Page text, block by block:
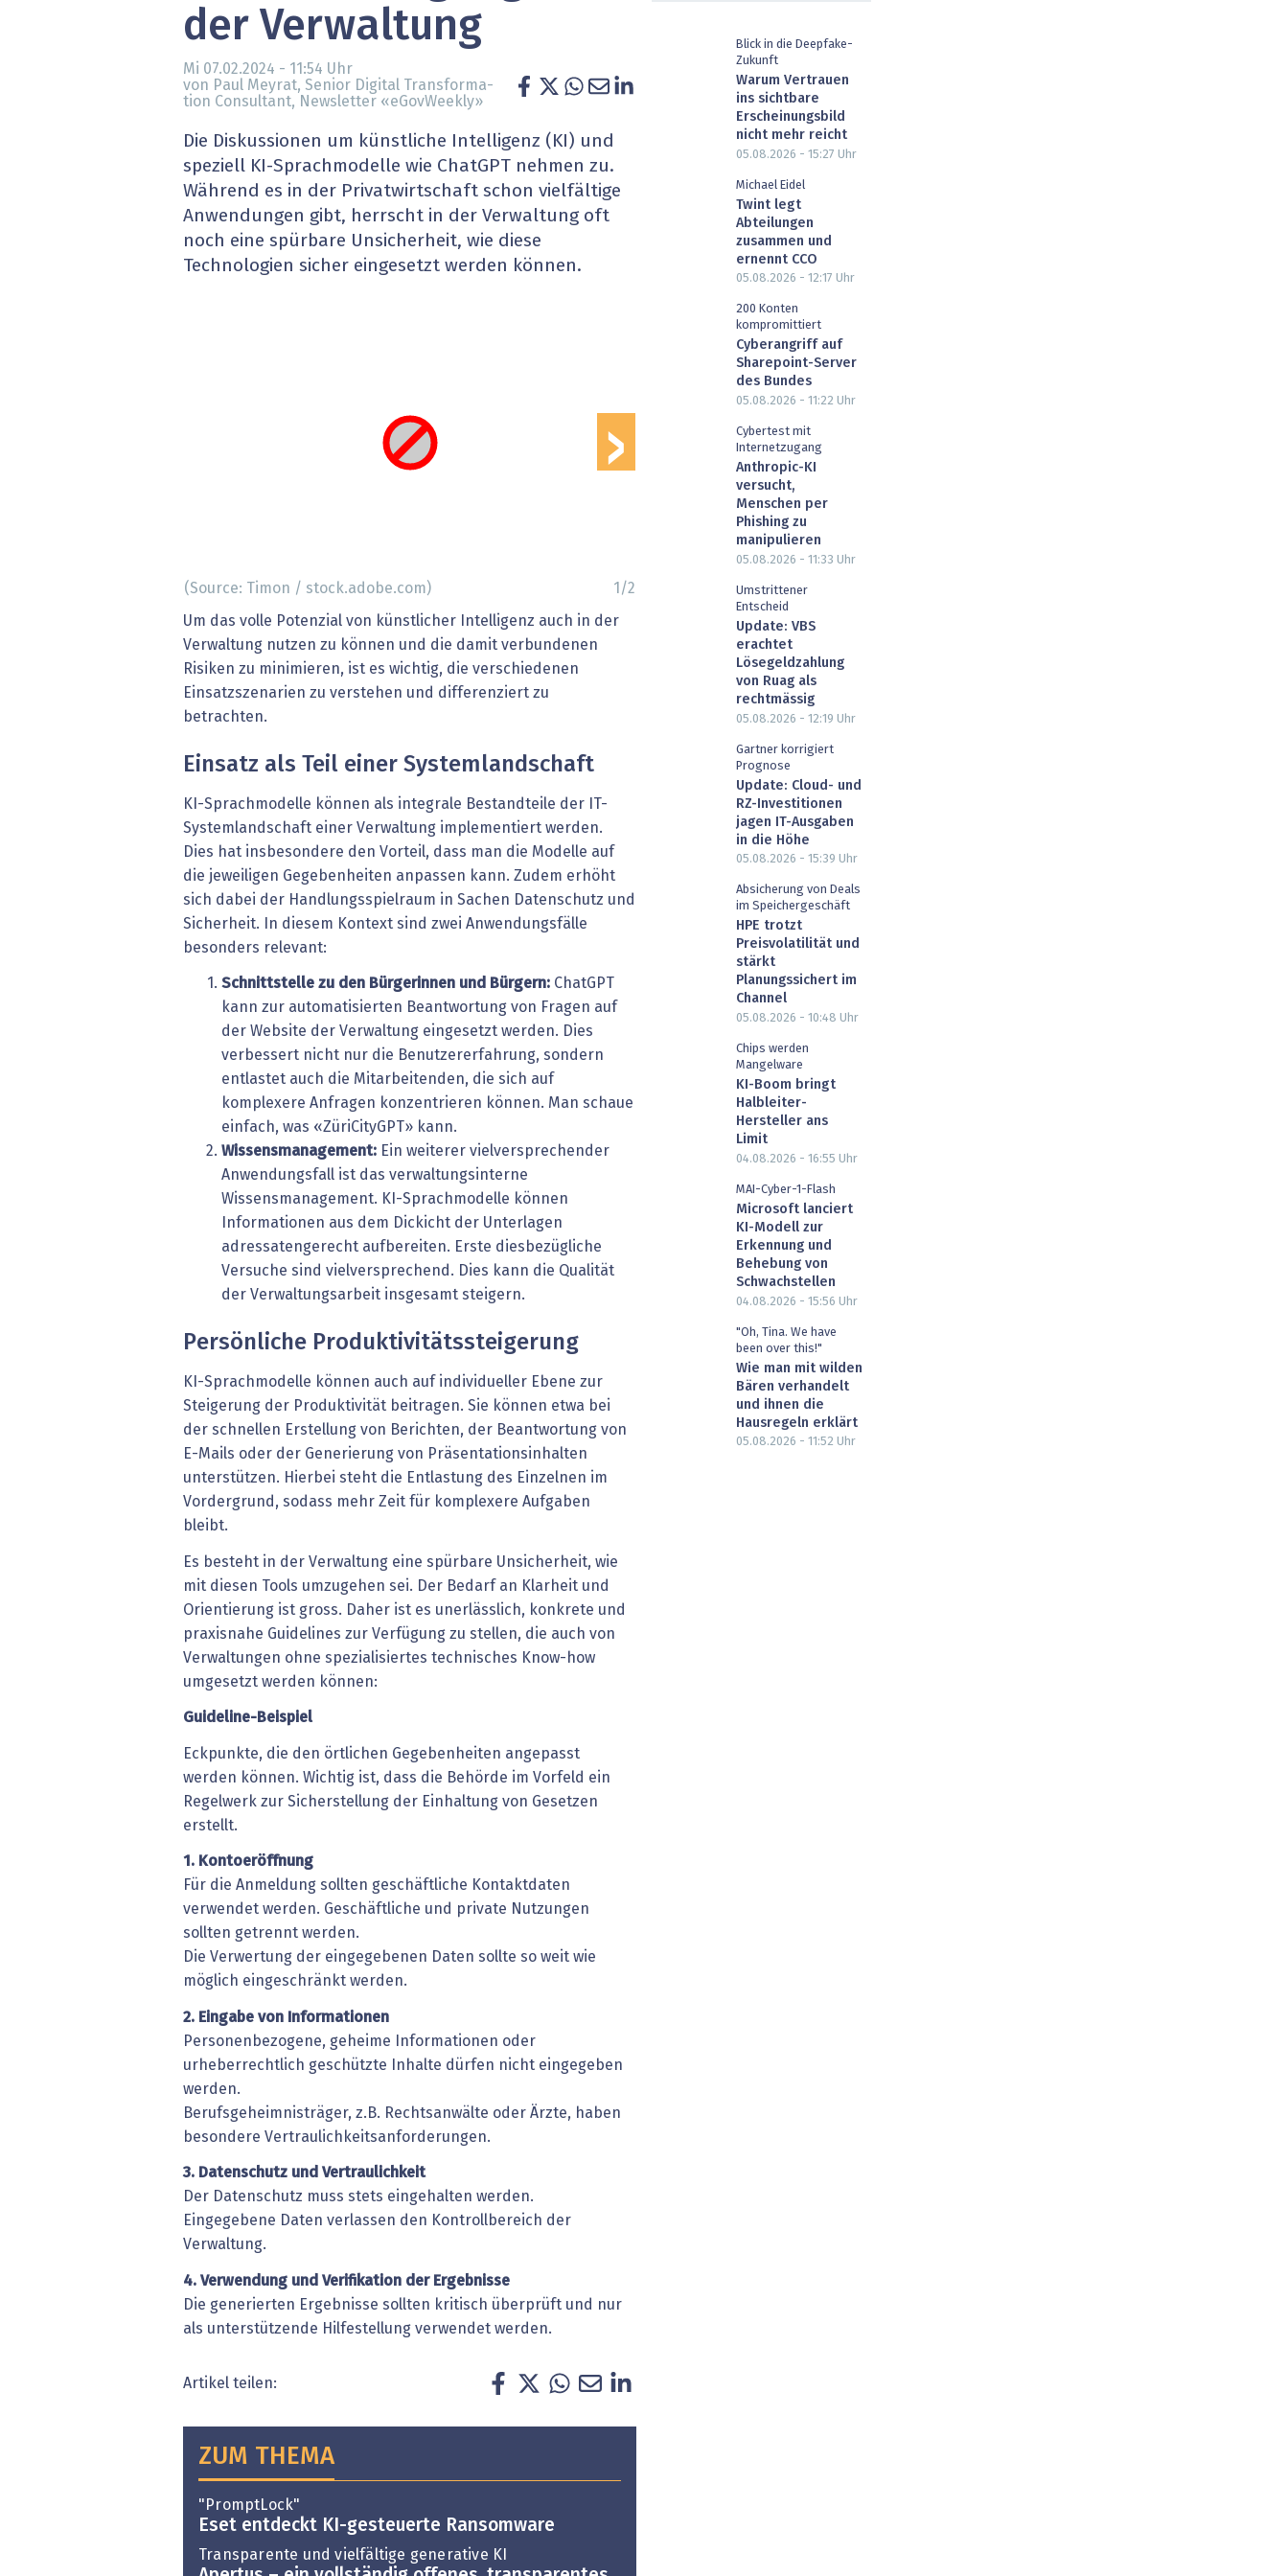
» alle News Gesundheit wird digital
XaaS, Managed Services & Co.
Digital Banking
» alle Dossiers
Artificial Intelligence
Fintech & Insurtech
Professional AV & Digital Signage
der Verwaltung
Mi 07.02.2024 - 11:54 Uhr
von Paul Meyrat, Senior Digital Transforma­
tion Consultant, Newsletter «eGovWeekly»
Die Diskussionen um künstliche Intelligenz (KI) und
speziell KI-Sprachmodelle wie ChatGPT nehmen zu.
Während es in der Privatwirtschaft schon vielfältige
Anwendungen gibt, herrscht in der Verwaltung oft
noch eine spürbare Unsicherheit, wie diese
Technologien sicher eingesetzt werden können.
›
1 /2
(Source: Timon / stock.adobe.com)
Um das volle Potenzial von künstlicher Intelligenz auch in der
Verwaltung nutzen zu können und die damit verbundenen
Risiken zu minimieren, ist es wichtig, die verschiedenen
Einsatzszenarien zu verstehen und differenziert zu
betrachten.
Einsatz als Teil einer Systemlandschaft
KI-Sprachmodelle können als integrale Bestandteile der IT-
Systemlandschaft einer Verwaltung implementiert werden.
Dies hat insbesondere den Vorteil, dass man die Modelle auf
die jeweiligen Gegebenheiten anpassen kann. Zudem erhöht
sich dabei der Handlungsspielraum in Sachen Datenschutz und
Sicherheit. In diesem Kontext sind zwei Anwendungsfälle
besonders relevant:
Schnittstelle zu den Bürgerinnen und Bürgern: ChatGPT
kann zur automatisierten Beantwortung von Fragen auf
der Website der Verwaltung eingesetzt werden. Dies
verbessert nicht nur die Benutzererfahrung, sondern
entlastet auch die Mitarbeitenden, die sich auf
komplexere Anfragen konzentrieren können. Man schaue
einfach, was «ZüriCityGPT» kann.
Wissensmanagement: Ein weiterer vielversprechender
Anwendungsfall ist das verwaltungsinterne
Wissensmanagement. KI-Sprachmodelle können
Informationen aus dem Dickicht der Unterlagen
adressatengerecht aufbereiten. Erste diesbezügliche
Versuche sind vielversprechend. Dies kann die Qualität
der Verwaltungsarbeit insgesamt steigern.
Persönliche Produktivitätssteigerung
KI-Sprachmodelle können auch auf individueller Ebene zur
Steigerung der Produktivität beitragen. Sie können etwa bei
der schnellen Erstellung von Berichten, der Beantwortung von
E-Mails oder der Generierung von Präsentationsinhalten
unterstützen. Hierbei steht die Entlastung des Einzelnen im
Vordergrund, sodass mehr Zeit für komplexere Aufgaben
bleibt.
Es besteht in der Verwaltung eine spürbare Unsicherheit, wie
mit diesen Tools umzugehen sei. Der Bedarf an Klarheit und
Orientierung ist gross. Daher ist es unerlässlich, konkrete und
praxisnahe Guidelines zur Verfügung zu stellen, die auch von
Verwaltungen ohne spezialisiertes technisches Know-how
umgesetzt werden können:
Guideline-Beispiel
Eckpunkte, die den örtlichen Gegebenheiten angepasst
werden können. Wichtig ist, dass die Behörde im Vorfeld ein
Regelwerk zur Sicherstellung der Einhaltung von Gesetzen
erstellt.
1. Kontoeröffnung
Für die Anmeldung sollten geschäftliche Kontakt­daten
verwendet werden. Geschäftliche und private Nutzungen
sollten getrennt werden.
Die Verwertung der eingegebenen Daten sollte so weit wie
möglich eingeschränkt werden.
2. Eingabe von Informationen
Personenbezogene, geheime Informationen oder
urheberrechtlich geschützte Inhalte dürfen nicht eingegeben
werden.
Berufsgeheimnisträger, z.B. Rechtsanwälte oder ­Ärzte, haben
besondere Vertraulichkeitsanforderungen.
3. Datenschutz und Vertraulichkeit
Der Datenschutz muss stets eingehalten ­werden.
Eingegebene Daten verlassen den Kontroll­bereich der
Verwaltung.
4. Verwendung und Verifikation der Ergebnisse
Die generierten Ergebnisse sollten kritisch überprüft und nur
als unterstützende Hilfestellung verwendet werden.
Artikel teilen:
ZUM THEMA
"PromptLock"
Eset entdeckt KI-gesteuerte Ransomware
Transparente und vielfältige generative KI
Blick in die Deepfake-
Zukunft
Warum Vertrauen
ins sichtbare
Erscheinungsbild
nicht mehr reicht
05.08.2026 - 15:27 Uhr
Michael Eidel
Twint legt
Abteilungen
zusammen und
ernennt CCO
05.08.2026 - 12:17 Uhr
200 Konten
kompromittiert
Cyberangriff auf
Sharepoint-Server
des Bundes
05.08.2026 - 11:22 Uhr
Cybertest mit
Internetzugang
Anthropic-KI
versucht,
Menschen per
Phishing zu
manipulieren
05.08.2026 - 11:33 Uhr
Umstrittener
Entscheid
Update: VBS
erachtet
Lösegeldzahlung
von Ruag als
rechtmässig
05.08.2026 - 12:19 Uhr
Gartner korrigiert
Prognose
Update: Cloud- und
RZ-Investitionen
jagen IT-Ausgaben
in die Höhe
05.08.2026 - 15:39 Uhr
Absicherung von Deals
im Speichergeschäft
HPE trotzt
Preisvolatilität und
stärkt
Planungssichert im
Channel
05.08.2026 - 10:48 Uhr
Chips werden
Mangelware
KI-Boom bringt
Halbleiter-
Hersteller ans
Limit
04.08.2026 - 16:55 Uhr
MAI-Cyber-1-Flash
Microsoft lanciert
KI-Modell zur
Erkennung und
Behebung von
Schwachstellen
04.08.2026 - 15:56 Uhr
"Oh, Tina. We have
been over this!"
Wie man mit wilden
Bären verhandelt
und ihnen die
Hausregeln erklärt
05.08.2026 - 11:52 Uhr